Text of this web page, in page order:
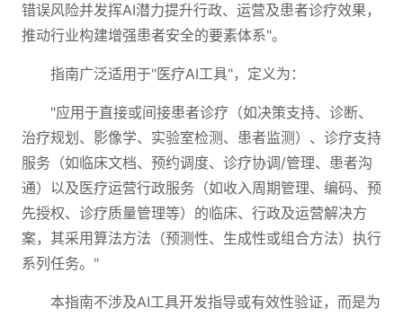
错误风险并发挥AI潜力提升行政、运营及患者诊疗效果，
推动行业构建增强患者安全的要素体系"。
指南广泛适用于"医疗AI工具"，定义为：
"应用于直接或间接患者诊疗（如决策支持、诊断、
治疗规划、影像学、实验室检测、患者监测）、诊疗支持
服务（如临床文档、预约调度、诊疗协调/管理、患者沟
通）以及医疗运营行政服务（如收入周期管理、编码、预
先授权、诊疗质量管理等）的临床、行政及运营解决方
案，其采用算法方法（预测性、生成性或组合方法）执行
系列任务。"
本指南不涉及AI工具开发指导或有效性验证，而是为